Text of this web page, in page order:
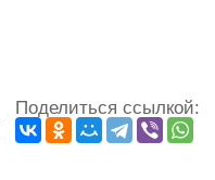
Поделиться ссылкой: